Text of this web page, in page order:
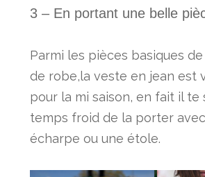
3 – En portantune belle
Parmi les pièces basiques
de robe,la veste en jean est
pour la mi saison, en fait il te
temps froid de la porter
écharpe ou une étole.